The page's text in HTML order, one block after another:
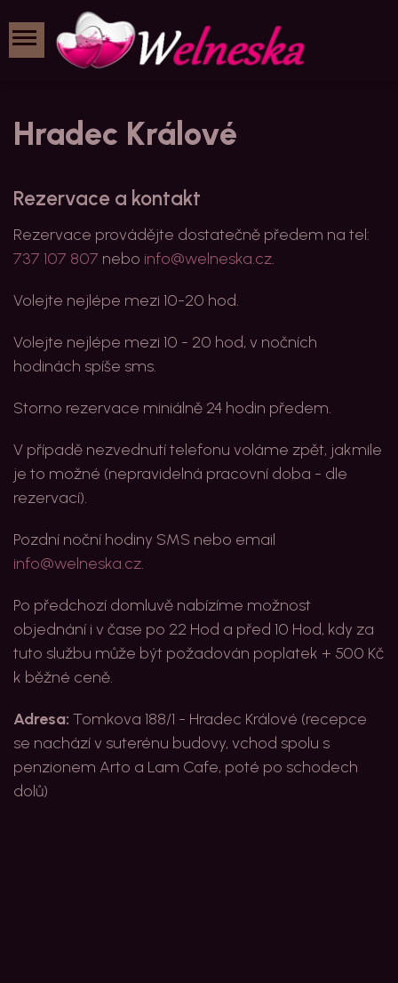
Hradec Králové
Rezervace a kontakt
Rezervace provádějte dostatečně předem na tel:
737 107 807 nebo info@welneska.cz.
Volejte nejlépe mezi 10-20 hod.
Volejte nejlépe mezi 10 - 20 hod, v nočních
hodinách spíše sms.
Storno rezervace miniálně 24 hodin předem.
V případě nezvednutí telefonu voláme zpět, jakmile
je to možné (nepravidelná pracovní doba - dle
rezervací).
Pozdní noční hodiny SMS nebo email
info@welneska.cz.
Po předchozí domluvě nabízíme možnost
objednání i v čase po 22 Hod a před 10 Hod, kdy za
tuto službu může být požadován poplatek + 500 Kč
k běžné ceně.
Adresa: Tomkova 188/1 - Hradec Králové (recepce
se nachází v suterénu budovy, vchod spolu s
penzionem Arto a Lam Cafe, poté po schodech
dolů)